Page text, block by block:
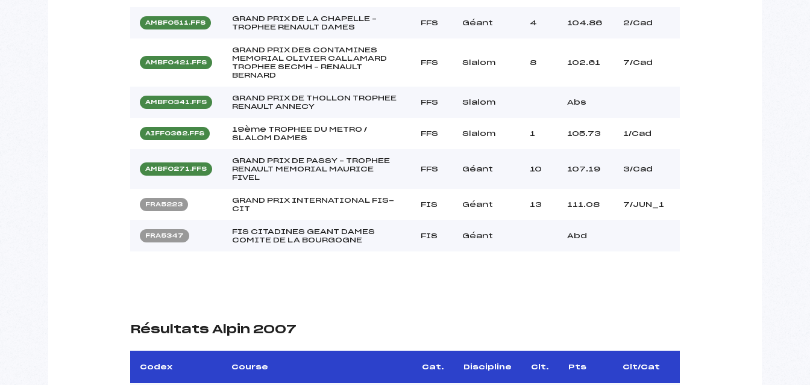
AMBF0511.FFS
GRAND PRIX DE LA CHAPELLE –
TROPHEE RENAULT DAMES
FFS Géant 4 104.86 2/Cad
AMBF0421.FFS
GRAND PRIX DES CONTAMINES
MEMORIAL OLIVIER CALLAMARD
TROPHEE SECMH – RENAULT
BERNARD
FFS Slalom 8 102.61 7/Cad
AMBF0341.FFS
GRAND PRIX DE THOLLON TROPHEE
RENAULT ANNECY
FFS Slalom Abs
AIFF0362.FFS
19ème TROPHEE DU METRO /
SLALOM DAMES
FFS Slalom 1 105.73 1/Cad
AMBF0271.FFS
GRAND PRIX DE PASSY – TROPHEE
RENAULT MEMORIAL MAURICE
FIVEL
FFS Géant 10 107.19 3/Cad
FRA5223
GRAND PRIX INTERNATIONAL FIS-
CIT
FIS Géant 13 111.08 7/JUN_1
FRA5347
FIS CITADINES GEANT DAMES
COMITE DE LA BOURGOGNE
FIS Géant Abd
Résultats Alpin 2007
Codex Course Cat. Discipline Clt. Pts Clt/Cat